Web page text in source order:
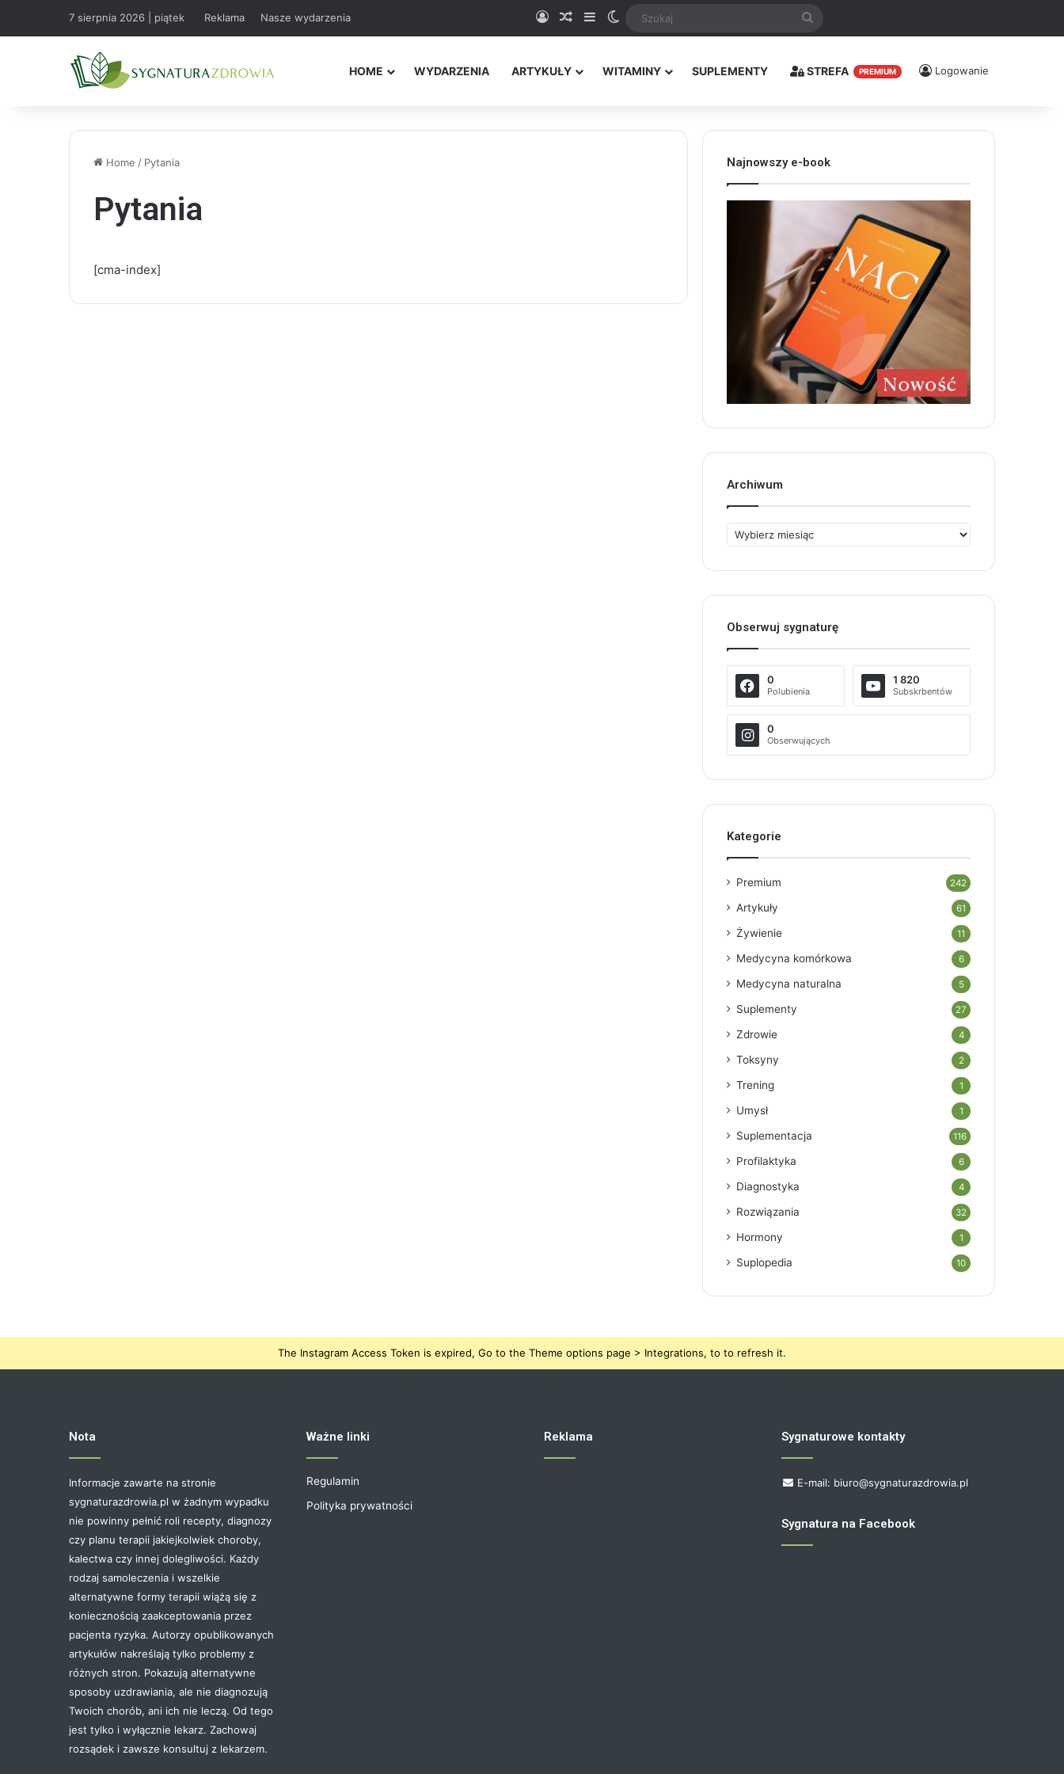
7 sierpnia 2026 | piątek Reklama Nasze wydarzenia Logowanie
Random Article
SidebarSwitch skin
HOME WYDARZENIA ARTYKUŁY WITAMINY SUPLEMENTY STREFA PREMIUM Logowanie
Home / Pytania
Pytania
[cma-index]
Najnowszy e-book
Archiwum
Archiwum
Obserwuj sygnaturę
0
Polubienia
1 820
Subskrbentów
0
Obserwujących
Kategorie
Premium 242
Artykuły 61
Żywienie 11
Medycyna komórkowa 6
Medycyna naturalna 5
Suplementy 27
Zdrowie 4
Toksyny 2
Trening 1
Umysł 1
Suplementacja 116
Profilaktyka 6
Diagnostyka 4
Rozwiązania 32
Hormony 1
Suplopedia 10
The Instagram Access Token is expired, Go to the Theme options page > Integrations, to to refresh it.
Nota
Informacje zawarte na stronie
sygnaturazdrowia.pl w żadnym wypadku
nie powinny pełnić roli recepty, diagnozy
czy planu terapii jakiejkolwiek choroby,
kalectwa czy innej dolegliwości. Każdy
rodzaj samoleczenia i wszelkie
alternatywne formy terapii wiążą się z
koniecznością zaakceptowania przez
pacjenta ryzyka. Autorzy opublikowanych
artykułów nakreślają tylko problemy z
różnych stron. Pokazują alternatywne
sposoby uzdrawiania, ale nie diagnozują
Twoich chorób, ani ich nie leczą. Od tego
jest tylko i wyłącznie lekarz. Zachowaj
rozsądek i zawsze konsultuj z lekarzem.
Ważne linki
Regulamin
Polityka prywatności
Reklama Sygnaturowe kontakty
E-mail: biuro@sygnaturazdrowia.pl
Sygnatura na Facebook